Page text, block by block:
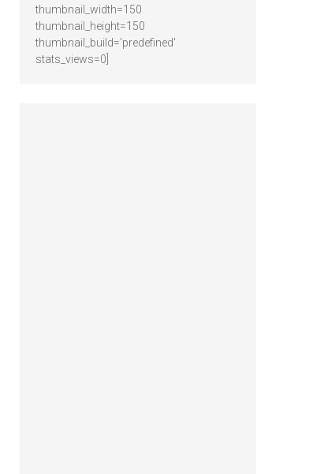
thumbnail_width=150
thumbnail_height=150
thumbnail_build='predefined'
stats_views=0]